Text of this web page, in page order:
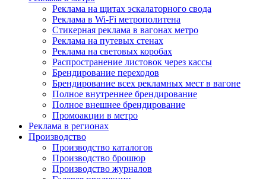
Реклама на щитах эскалаторного свода
Реклама в Wi-Fi метрополитена
Стикерная реклама в вагонах метро
Реклама на путевых стенах
Реклама на световых коробах
Распространение листовок через кассы
Брендирование переходов
Брендирование всех рекламных мест в вагоне
Полное внутреннее брендирование
Полное внешнее брендирование
Промоакции в метро
Реклама в регионах
Производство
Производство каталогов
Производство брошюр
Производство журналов